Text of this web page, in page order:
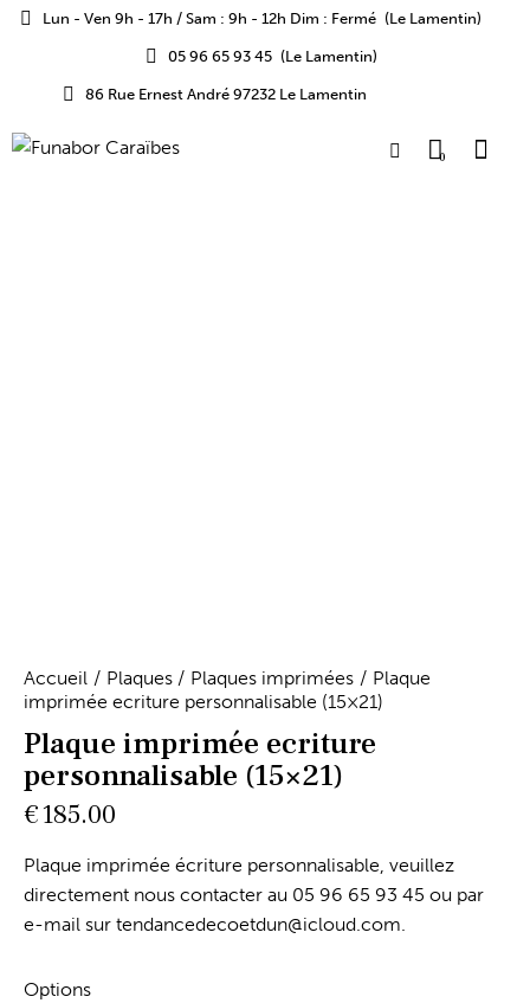
Lun - Ven 9h - 17h / Sam : 9h - 12h Dim : Fermé (Le Lamentin)
05 96 65 93 45 (Le Lamentin)
86 Rue Ernest André 97232 Le Lamentin
0
Accueil Plaques Plaques imprimées
Plaque
imprimée ecriture personnalisable (15×21)
Plaque imprimée ecriture
personnalisable (15×21)
€185.00
Plaque imprimée écriture personnalisable, veuillez
directement nous contacter au 05 96 65 93 45 ou par
e-mail sur tendancedecoetdun@icloud.com.
Options